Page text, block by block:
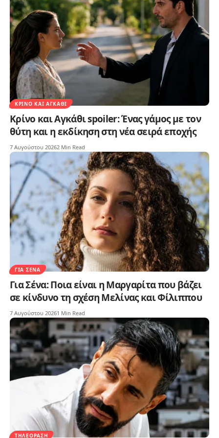
ΚΡΊΝΟ ΚΑΙ ΑΓΚΆΘΙ
Κρίνο και Αγκάθι spoiler: Ένας γάμος με τον
θύτη και η εκδίκηση στη νέα σειρά εποχής
7 Αυγούστου 20262 Min Read
ΓΙΑ ΣΈΝΑ
Για Σένα: Ποια είναι η Μαργαρίτα που βάζει
σε κίνδυνο τη σχέση Μελίνας και Φίλιππου
7 Αυγούστου 20261 Min Read
ΤΗΛΕΌΡΑΣΗ